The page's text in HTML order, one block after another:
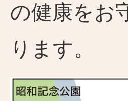
の健康をお
ります。